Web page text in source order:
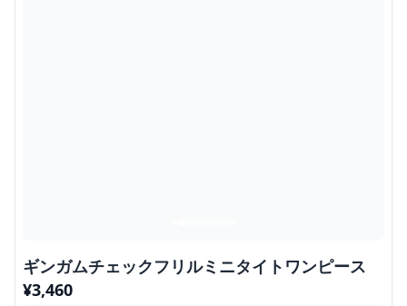
ギンガムチェックフリルミニタイトワンピース
¥3,460